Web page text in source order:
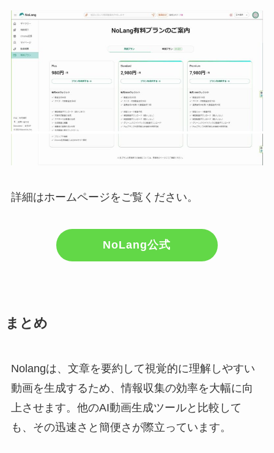
詳細はホームページをご覧ください。
NoLang公式
まとめ
Nolangは、文章を要約して視覚的に理解しやすい
動画を生成するため、情報収集の効率を大幅に向
上させます。他のAI動画生成ツールと比較して
も、その迅速さと簡便さが際立っています​。